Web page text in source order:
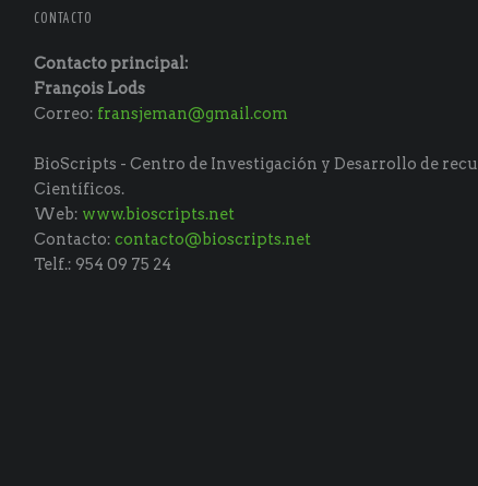
CONTACTO
Contacto principal:
François Lods
Correo: fransjeman@gmail.com
BioScripts - Centro de Investigación y Desarrollo de
Científicos.
Web: www.bioscripts.net
Contacto:contacto@bioscripts.net
Telf.: 954 09 75 24